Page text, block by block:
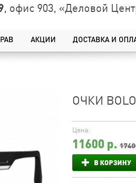
, офис 903, «Деловой
АКЦИИ ДОСТАВКА И
ОЧКИ
Цена:
11600 р.
В КОРЗИНУ